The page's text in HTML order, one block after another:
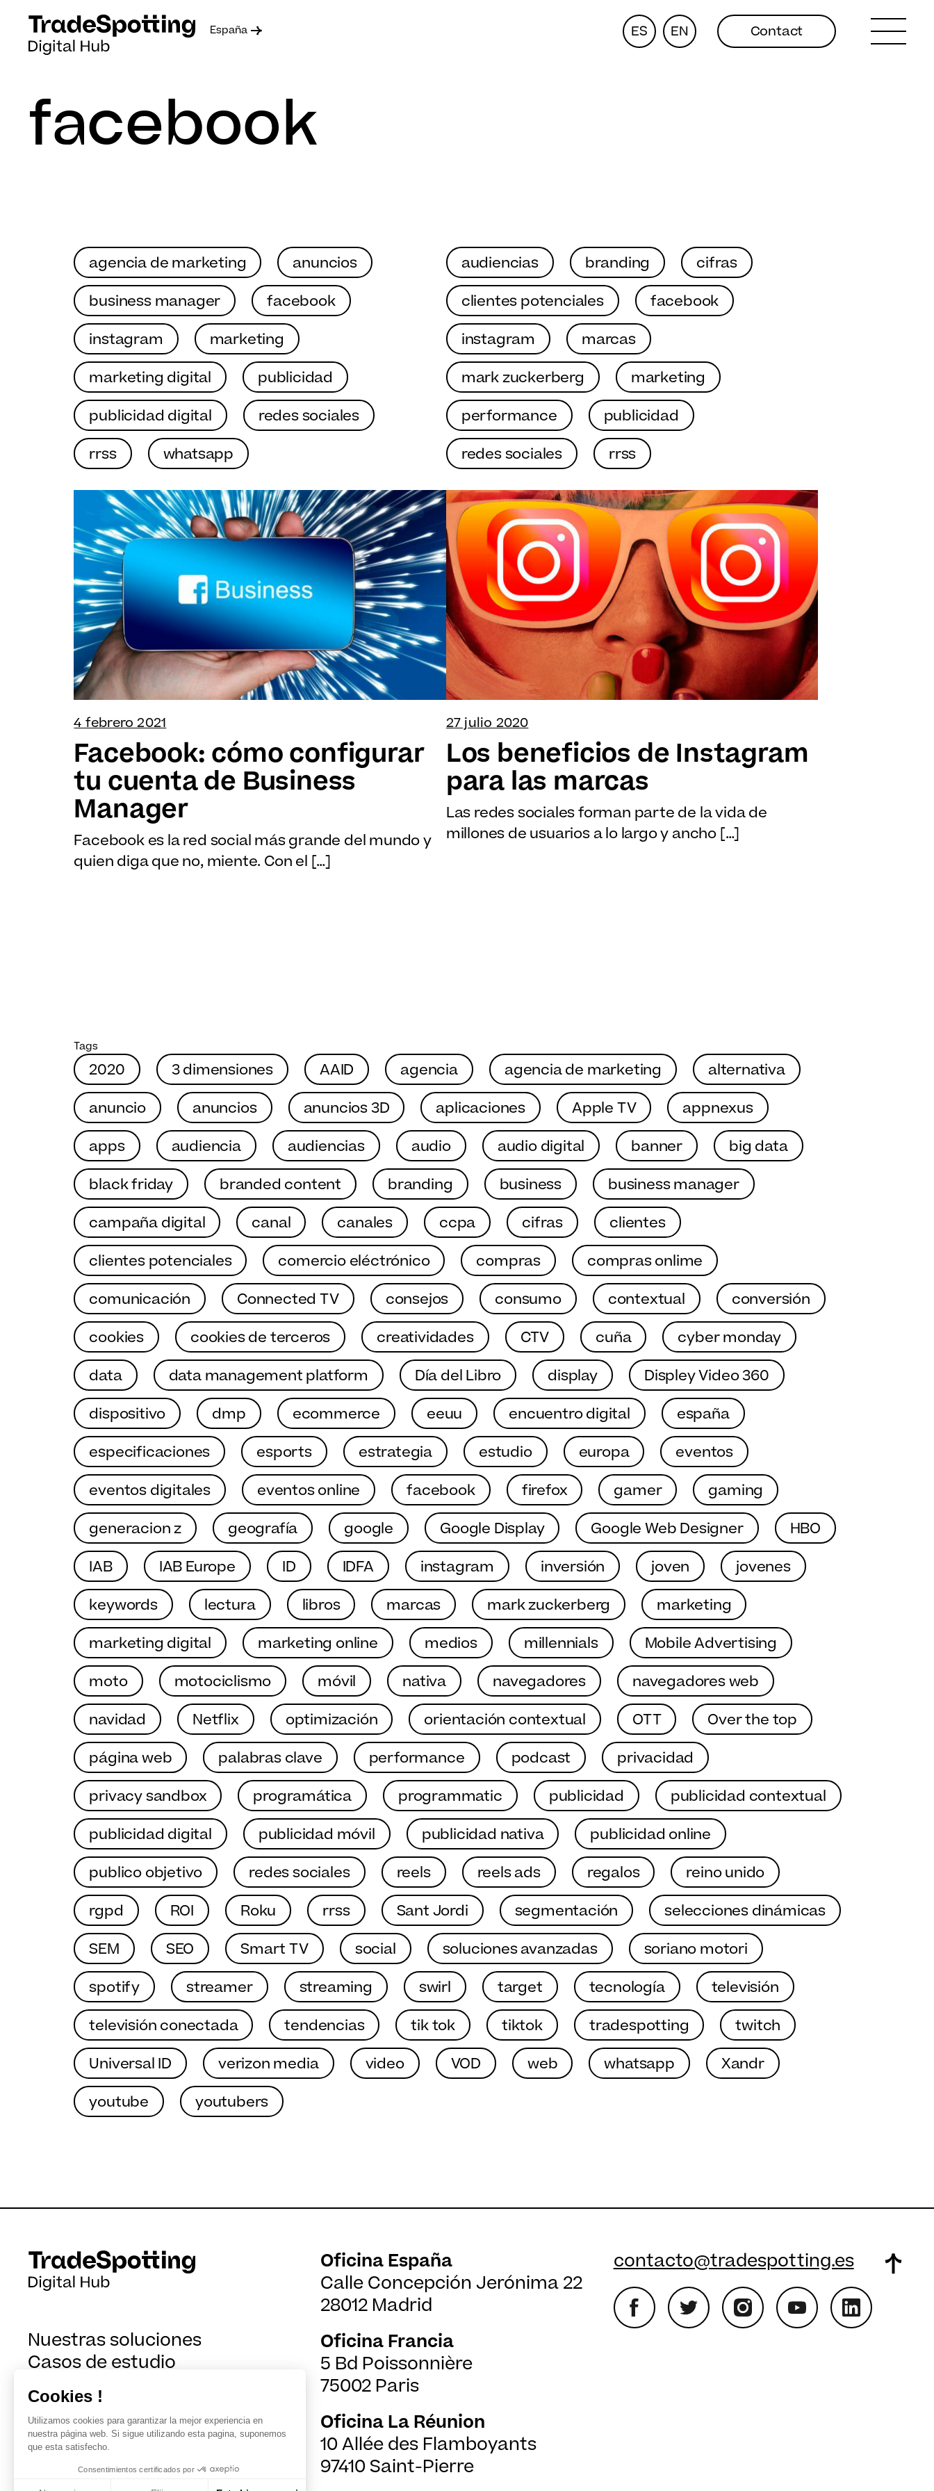
Cookies !
Utilizamos cookies para garantizar la mejor experiencia en
nuestra página web. Si sigue utilizando esta pagina, suponemos
que esta satisfecho.
Consentimientos certificados por
España ES EN Contact
facebook
agencia de marketing
anuncios
business manager
facebook
instagram
marketing
marketing digital
publicidad
publicidad digital
redes sociales
rrss
whatsapp
4 febrero 2021
Facebook: cómo configurar
tu cuenta de Business
Manager
Facebook es la red social más grande del mundo y
quien diga que no, miente. Con el […]
audiencias branding
cifras
clientes potenciales
facebook
instagram
marcas
mark zuckerberg
marketing
performance
publicidad
redes sociales
rrss
27 julio 2020
Los beneficios de Instagram
para las marcas
Las redes sociales forman parte de la vida de
millones de usuarios a lo largo y ancho […]
Tags
2020 3 dimensiones AAID agencia agencia de marketing
alternativa
anuncio
anuncios anuncios 3D aplicaciones Apple TV
appnexus
apps
audiencia audiencias audio audio digital banner
big data
black friday
branded content branding business
business manager
campaña digital
canal canales ccpa cifras
clientes
clientes potenciales
comercio eléctrónico compras
compras onlime
comunicación
Connected TV consejos consumo contextual
conversión
cookies
cookies de terceros creatividades CTV cuña
cyber monday
data
data management platform Día del Libro display
Displey Video 360
dispositivo
dmp ecommerce eeuu encuentro digital
españa
especificaciones
esports estrategia estudio europa
eventos
eventos digitales
eventos online facebook firefox gamer
gaming
generacion z
geografía google Google Display Google Web Designer
HBO
IAB
IAB Europe ID IDFA instagram inversión joven
jovenes
keywords
lectura libros marcas mark zuckerberg
marketing
marketing digital
marketing online medios millennials
Mobile Advertising
moto
motociclismo móvil nativa navegadores
navegadores web
navidad
Netflix optimización orientación contextual OTT
Over the top
página web
palabras clave performance podcast
privacidad
privacy sandbox
programática programmatic publicidad
publicidad contextual
publicidad digital
publicidad móvil publicidad nativa
publicidad online
publico objetivo
redes sociales reels reels ads regalos
reino unido
rgpd
ROI Roku rrss Sant Jordi segmentación
selecciones dinámicas
SEM
SEO Smart TV social soluciones avanzadas
soriano motori
spotify
streamer streaming swirl target tecnología
televisión
televisión conectada
tendencias tik tok tiktok tradespotting
twitch
Universal ID
verizon media video VOD web whatsapp
Xandr
youtube
youtubers
Nuestras soluciones
Casos de estudio
¿Quiénes somos?
Blog
Oficina España
Calle Concepción Jerónima 22
28012 Madrid
Oficina Francia
5 Bd Poissonnière
75002 Paris
Oficina La Réunion
10 Allée des Flamboyants
97410 Saint-Pierre
contacto@tradespotting.es